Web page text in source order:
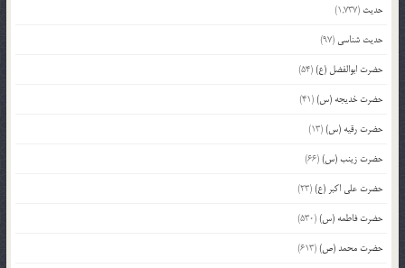
حدیث (1,737)
حدیث شناسی (97)
حضرت ابوالفضل (ع)(54)
حضرت خدیجه (س)(41)
حضرت رقیه (س)(13)
حضرت زینب (س)(66)
حضرت علی اکبر (ع)(23)
حضرت فاطمه (س)(530)
حضرت محمد (ص)(613)